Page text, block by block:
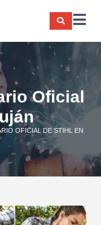
Oficial
OFICIAL DE STIHL EN